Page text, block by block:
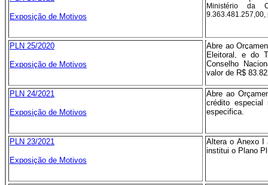
Exposição de Motivos
Ministério da
9.363.481.257,00,
PLN 25/2020
Exposição de Motivos
Abre ao
Eleitoral, e do
Conselho
valor de R$
PLN 24/2021
Exposição de Motivos
Abre ao
crédito
especifica.
PLN 23/2021
Exposição de Motivos
Altera o Anexo I
institui o Plano